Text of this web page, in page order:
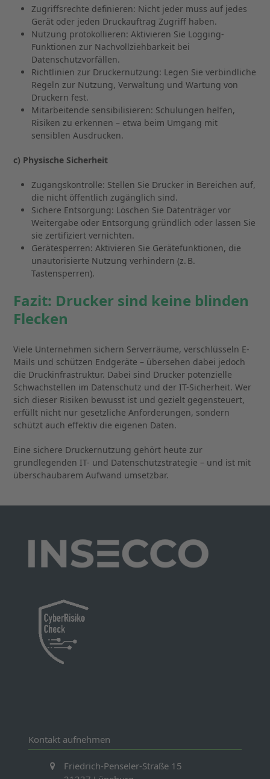
Zugriffsrechte definieren: Nicht jeder muss auf jedes
Gerät oder jeden Druckauftrag Zugriff haben.
Nutzung protokollieren: Aktivieren Sie Logging-
Funktionen zur Nachvollziehbarkeit bei
Datenschutzvorfällen.
Richtlinien zur Druckernutzung: Legen Sie verbindliche
Regeln zur Nutzung, Verwaltung und Wartung von
Druckern fest.
Mitarbeitende sensibilisieren: Schulungen helfen,
Risiken zu erkennen – etwa beim Umgang mit
sensiblen Ausdrucken.
c) Physische Sicherheit
Zugangskontrolle: Stellen Sie Drucker in Bereichen auf,
die nicht öffentlich zugänglich sind.
Sichere Entsorgung: Löschen Sie Datenträger vor
Weitergabe oder Entsorgung gründlich oder lassen Sie
sie zertifiziert vernichten.
Gerätesperren: Aktivieren Sie Gerätefunktionen, die
unautorisierte Nutzung verhindern (z. B.
Tastensperren).
Fazit: Drucker sind keine blinden
Flecken
Viele Unternehmen sichern Serverräume, verschlüsseln E-
Mails und schützen Endgeräte – übersehen dabei jedoch
die Druckinfrastruktur. Dabei sind Drucker potenzielle
Schwachstellen im Datenschutz und der IT-Sicherheit. Wer
sich dieser Risiken bewusst ist und gezielt gegensteuert,
erfüllt nicht nur gesetzliche Anforderungen, sondern
schützt auch effektiv die eigenen Daten.
Eine sichere Druckernutzung gehört heute zur
grundlegenden IT- und Datenschutzstrategie – und ist mit
überschaubarem Aufwand umsetzbar.
Kontakt aufnehmen
Friedrich-Penseler-Straße 15